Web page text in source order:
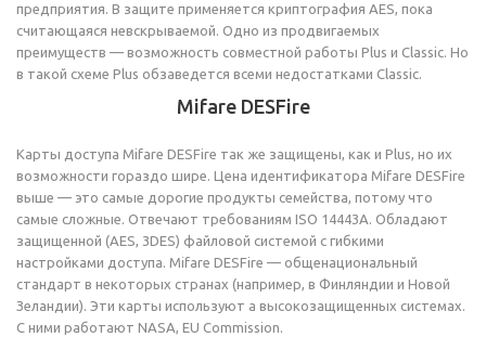
предприятия. В защите применяется криптография AES, пока
считающаяся невскрываемой. Одно из продвигаемых
преимуществ — возможность совместной работы Plus и Classic. Но
в такой схеме Plus обзаведется всеми недостатками Classic.
Mifare DESFire
Карты доступа Mifare DESFire так же защищены, как и Plus, но их
возможности гораздо шире. Цена идентификатора Mifare DESFire
выше — это самые дорогие продукты семейства, потому что
самые сложные. Отвечают требованиям ISO 14443A. Обладают
защищенной (AES, 3DES) файловой системой с гибкими
настройками доступа. Mifare DESFire — общенациональный
стандарт в некоторых странах (например, в Финляндии и Новой
Зеландии). Эти карты используют а высокозащищенных системах.
С ними работают NASA, EU Commission.